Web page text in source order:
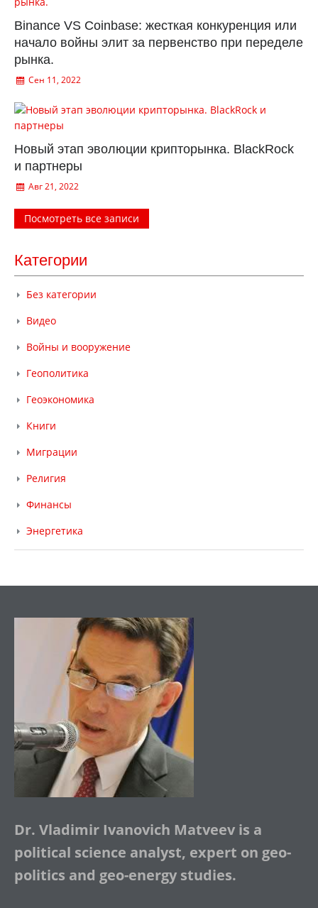
Binance VS Coinbase: жесткая конкуренция или
начало войны элит за первенство при переделе
рынка.
Сен 11, 2022
Новый этап эволюции крипторынка. BlackRock
и партнеры
Авг 21, 2022
Посмотреть все записи
Категории
Без категории
Видео
Войны и вооружение
Геополитика
Геоэкономика
Книги
Миграции
Религия
Финансы
Энергетика
Dr. Vladimir Ivanovich Matveev is a
political science analyst, expert on geo-
politics and geo-energy studies.